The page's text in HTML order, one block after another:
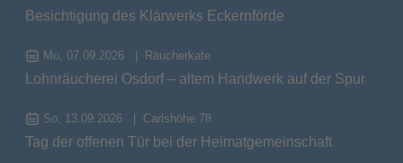
Besichtigung des Klärwerks Eckernförde
Mo, 07.09.2026 Räucherkate
Lohnräucherei Osdorf – altem Handwerk auf der Spur
So, 13.09.2026 Carlshöhe 78
Tag der offenen Tür bei der Heimatgemeinschaft